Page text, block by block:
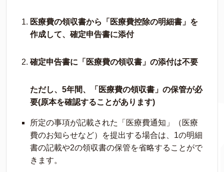
医療費の領収書から「医療費控除の明細書」を
作成して、確定申告書に添付
確定申告書に 「医療費の領収書」の添付は不要
ただし、5年間、「医療費の領収書」の保管が必
要(原本を確認することがあります)
所定の事項が記載された「医療費通知」（医療
費のお知らせなど）を提出する場合は、1の明細
書の記載や2の領収書の保管を省略することがで
きます。